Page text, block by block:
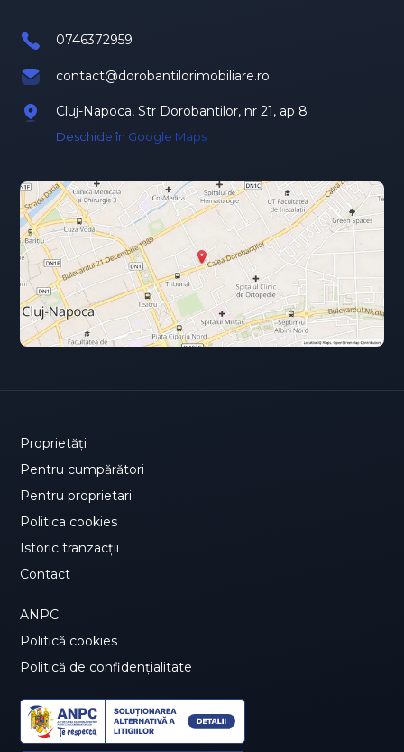
0746372959
contact@dorobantilorimobiliare.ro
Cluj-Napoca, Str Dorobantilor, nr 21, ap 8
Deschide în Google Maps
Proprietăți
Pentru cumpărători
Pentru proprietari
Politica cookies
Istoric tranzacții
Contact
ANPC
Politică cookies
Politică de confidențialitate